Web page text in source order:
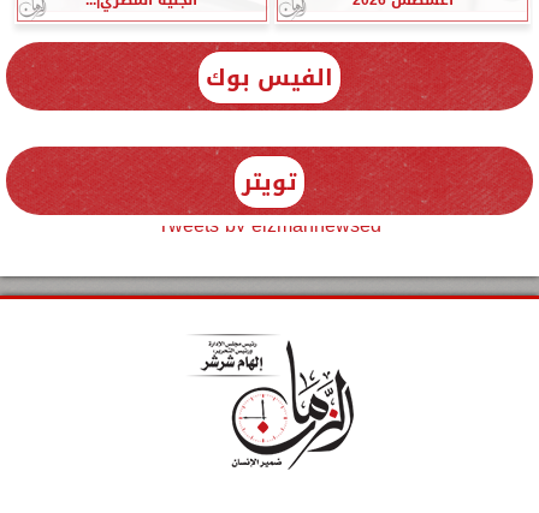
الفيس بوك
تويتر
Tweets by elzmannewseg